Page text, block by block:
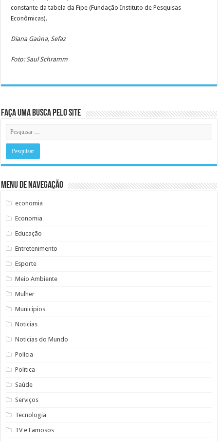
constante da tabela da Fipe (Fundação Instituto de Pesquisas
Econômicas).
Diana Gaúna, Sefaz
Foto: Saul Schramm
Faça uma busca pelo Site
Menu de Navegação
economia
Economia
Educação
Entretenimento
Esporte
Meio Ambiente
Mulher
Municipios
Noticias
Noticias do Mundo
Polícia
Politica
Saúde
Serviços
Tecnologia
TV e Famosos